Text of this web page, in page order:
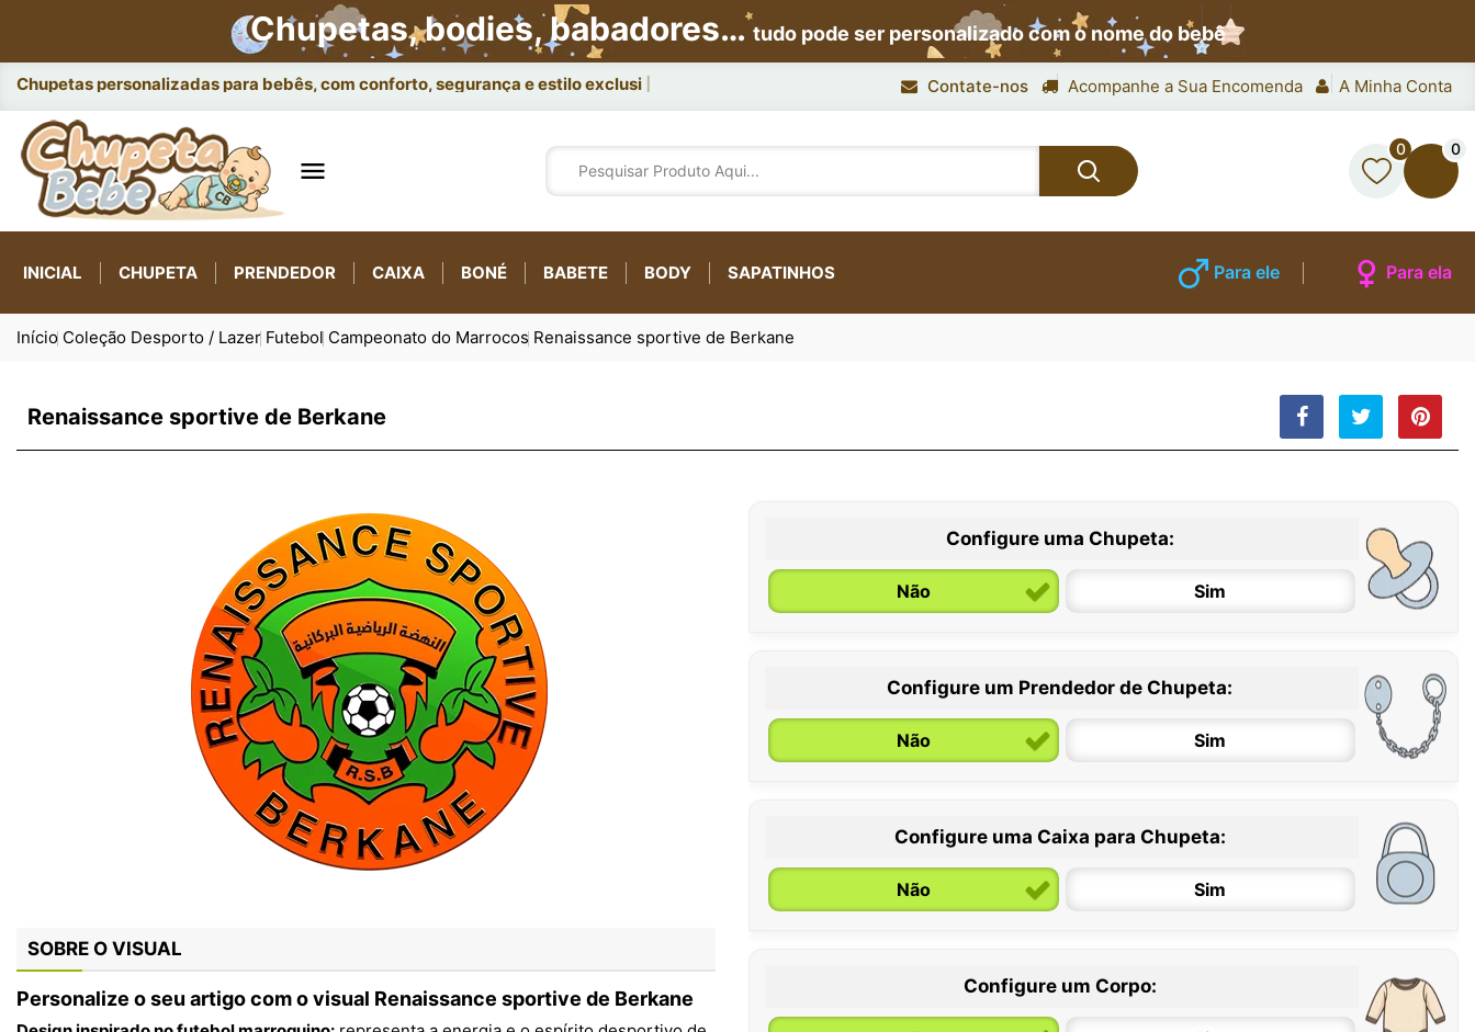
Chupetas, bodies, babadores…tudo pode ser personalizado com o nome do bebê
Chupetas personalizadas para bebês, com conforto, segurança e estilo exclusivo. Contate-nos Acompanhe a Sua Encomenda A Minha Conta

0 0
INICIAL CHUPETA PRENDEDOR CAIXA BONÉ BABETE BODY SAPATINHOS Para ele Para ela
Início Coleção Desporto / Lazer Futebol Campeonato do Marrocos Renaissance sportive de Berkane
Renaissance sportive de Berkane
SOBRE O VISUAL
Personalize o seu artigo com o visual Renaissance sportive de Berkane
Configure uma Chupeta:
Não Sim
0 / 6 meses
Configure um Prendedor de Chupeta:
Não Sim
Configure uma Caixa para Chupeta:
Não Sim
Configure um Corpo: